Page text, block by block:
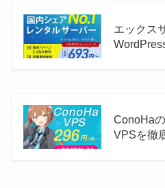
エックス
ConoHa
VPSを徹